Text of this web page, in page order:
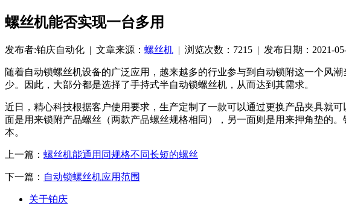
螺丝机能否实现一台多用
发布者:铂庆自动化 | 文章来源： 螺丝机 | 浏览次数：7215 | 发布日期：2021-
随着自动锁螺丝机设备的广泛应用，越来越多的行业参与到自动锁附这一个风
少。因此，大部分都是选择了手持式半自动锁螺丝机，从而达到其需求。
近日，精心科技根据客户使用要求，生产定制了一款可以通过更换产品夹具就
面是用来锁附产品螺丝（两款产品螺丝规格相同），另一面则是用来押角垫的
本。
上一篇： 螺丝机能通用同规格不同长短的螺丝
下一篇： 自动锁螺丝机应用范围
关于铂庆